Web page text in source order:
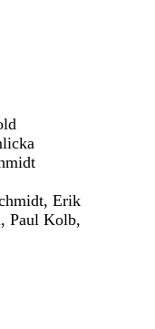
Erik
Paul Kolb,